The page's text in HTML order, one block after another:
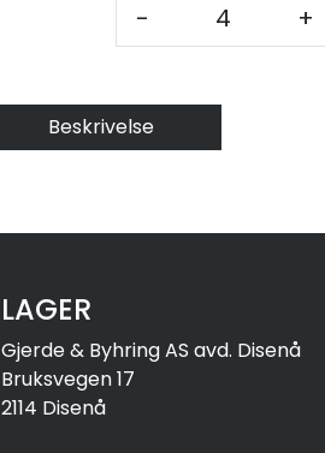
- +
Beskrivelse
LAGER
Gjerde & Byhring AS avd. Disenå
Bruksvegen 17
2114 Disenå